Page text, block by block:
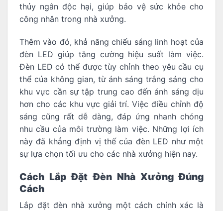
thủy ngân độc hại, giúp bảo vệ sức khỏe cho
công nhân trong nhà xưởng.
Thêm vào đó, khả năng chiếu sáng linh hoạt của
đèn LED giúp tăng cường hiệu suất làm việc.
Đèn LED có thể được tùy chỉnh theo yêu cầu cụ
thể của không gian, từ ánh sáng trắng sáng cho
khu vực cần sự tập trung cao đến ánh sáng dịu
hơn cho các khu vực giải trí. Việc điều chỉnh độ
sáng cũng rất dễ dàng, đáp ứng nhanh chóng
nhu cầu của môi trường làm việc. Những lợi ích
này đã khẳng định vị thế của đèn LED như một
sự lựa chọn tối ưu cho các nhà xưởng hiện nay.
Cách Lắp Đặt Đèn Nhà Xưởng Đúng
Cách
Lắp đặt đèn nhà xưởng một cách chính xác là